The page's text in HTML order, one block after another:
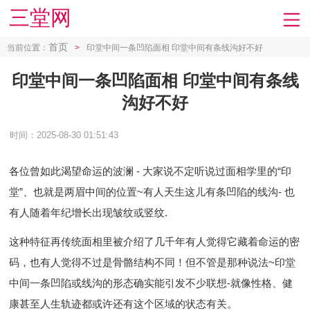
三堂网
当前位置： 首页 > 印堂中间一条凹陷面相 印堂中间有条线沟好不好
印堂中间一条凹陷面相 印堂中间有条线
沟好不好
时间：2025-08-30 01:51:43
各位曾如此渴望命运的波澜 - 大家说不定听说过面相学里的“印
堂”、也就是两眉中间的位置~有人天生这儿有条凹陷的线沟- 也
有人随着年纪增长出现皱纹或竖纹.
这种特征再传统面相里被介绍了几千年有人觉得它藏着命运的密
码，也有人觉得不过是骨骼结构不同！但不管是那种说法~印堂
中间一条凹陷或线沟的形态确实能引发不少联想-就像性格、健
康甚至人生轨迹都或许还有这个区域的状态有关。